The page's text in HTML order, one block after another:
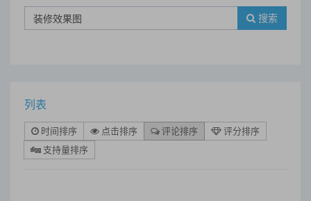
搜索
列表
时间排序 点击排序 评论排序
评分排序
支持量排序